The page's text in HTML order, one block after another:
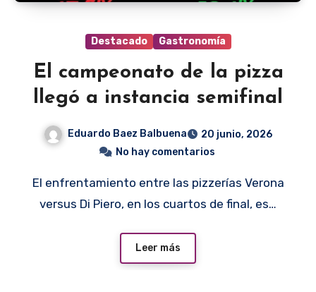
Destacado Gastronomía
El campeonato de la pizza
llegó a instancia semifinal
Eduardo Baez Balbuena
20 junio, 2026
No hay comentarios
El enfrentamiento entre las pizzerías Verona
versus Di Piero, en los cuartos de final, es…
Leer más